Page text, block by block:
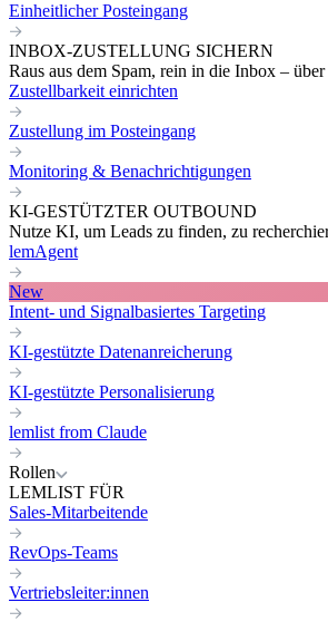
Einheitlicher Posteingang
INBOX-ZUSTELLUNG SICHERN
Raus aus dem Spam, rein in die Inbox –
Zustellbarkeit einrichten
Zustellung im Posteingang
Monitoring & Benachrichtigungen
KI-GESTÜTZTER OUTBOUND
Nutze KI, um Leads zu finden, zu
lemAgent
New
Intent- und Signalbasiertes Targeting
KI-gestützte Datenanreicherung
KI-gestützte Personalisierung
lemlist from Claude
Rollen
LEMLIST FÜR
Sales-Mitarbeitende
RevOps-Teams
Vertriebsleiter:innen